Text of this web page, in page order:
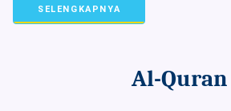
SELENGKAPNYA
Al-Quran